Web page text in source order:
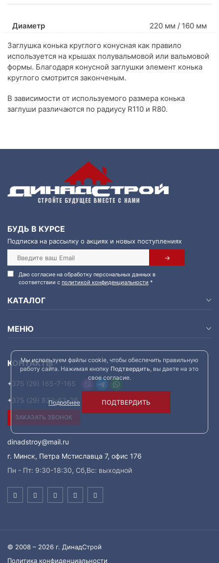
Диаметр 220 мм / 160 мм
Заглушка конька круглого конусная как правило
используется на крышах полувальмовой или вальмовой
формы. Благодаря конусной заглушки элемент конька
круглого смотрится законченым.
В зависимости от используемого размера конька
заглуши различаются по радиусу R110 и R80.
БУДЬ В КУРСЕ
Подписка на рассылку о акциях и новых поступлениях
Даю согласие на обработку персональных данных в
соответствии с политикой конфиденциальности *
КАТАЛОГ
МЕНЮ
КОНТАКТЫ
+375 (29) 165-7-165
+375 (29) 833-63-36
ЗАКАЗАТЬ ЗВОНОК
dinadstroy@mail.ru
г. Минск, Петра Мстиславца 7, офис 176
Пн - Пт: 9:30-18:30, Сб,Вс: выходной
© 2008 – 2026 г. ДинадСтрой
Политика конфиденциальности
Мы используем файлы cookie, чтобы обеспечить правильную
работу сайта. Нажимая кнопку Подтвердить, вы даете на это
свое согласие.
Подробнее ПОДТВЕРДИТЬ